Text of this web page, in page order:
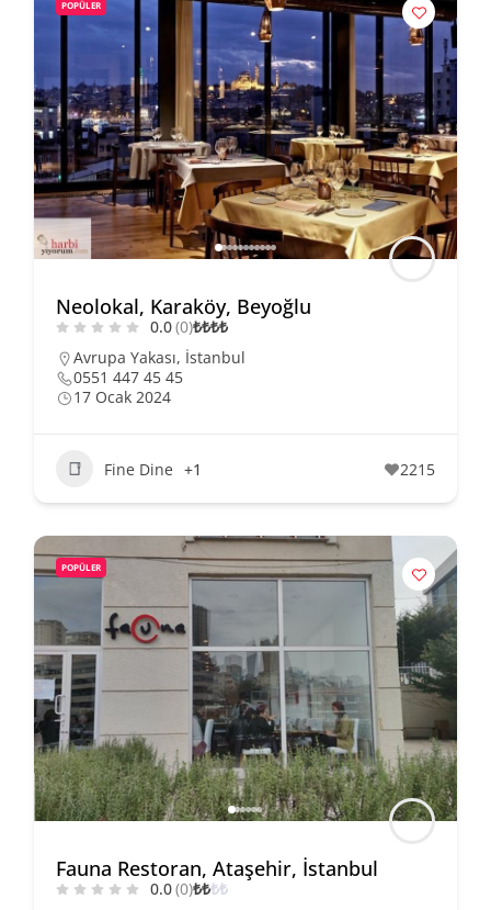
POPÜLER
Neolokal, Karaköy, Beyoğlu
0.0(0)₺₺₺₺
Avrupa Yakası, İstanbul
0551 447 45 45
17 Ocak 2024
Fine Dine +1 2215
POPÜLER
Fauna Restoran, Ataşehir, İstanbul
0.0(0)₺₺₺₺